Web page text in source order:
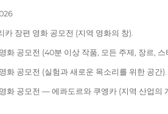
카 장편 영화 공모전 (지역 영화의 창).
화 공모전 (40분 이상 작품, 모든 주제, 장르, 스
화 공모전 (실험과 새로운 목소리를 위한 공간).
화 공모전 — 에콰도르와 쿠엥카 (지역 산업의